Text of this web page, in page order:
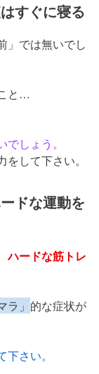
すぐに寝る
」では無いでし
と…
しょう。
して下さい。
ドな運動を
ハードな筋トレ
ラ」 的な症状が
さい。